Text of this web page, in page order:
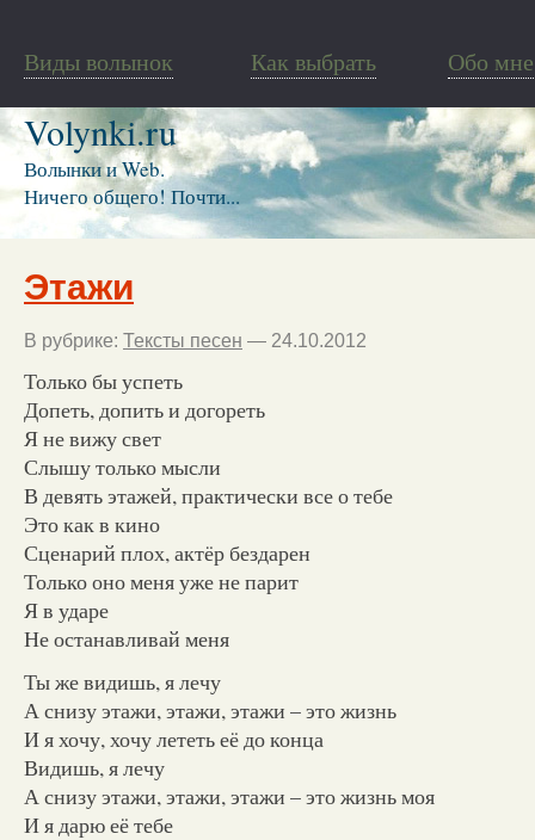
Виды волынок Как выбрать Обо мне
Volynki.ru
Волынки и Web.
Ничего общего! Почти...
Этажи
В рубрике: Тексты песен — 24.10.2012
Только бы успеть
Допеть, допить и догореть
Я не вижу свет
Слышу только мысли
В девять этажей, практически все о тебе
Это как в кино
Сценарий плох, актёр бездарен
Только оно меня уже не парит
Я в ударе
Не останавливай меня
Ты же видишь, я лечу
А снизу этажи, этажи, этажи – это жизнь
И я хочу, хочу лететь её до конца
Видишь, я лечу
А снизу этажи, этажи, этажи – это жизнь моя
И я дарю её тебе